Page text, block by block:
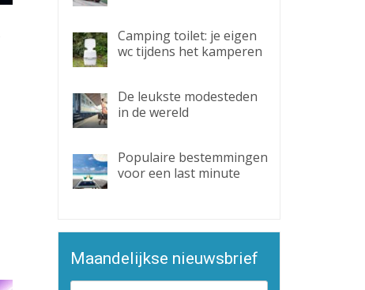
Camping toilet: je eigen
wc tijdens het kamperen
De leukste modesteden
in de wereld
Populaire bestemmingen
voor een last minute
Maandelijkse nieuwsbrief